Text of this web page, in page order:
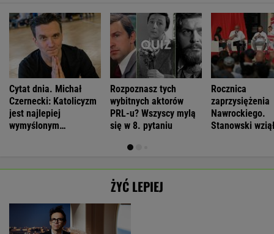
interesem...
w debacie
ŻYĆ LEPIEJ
synowie
Antropolożka:
społeczeństwo
nie lubi dzieci
SUBSKRYPCJA
By wytropić